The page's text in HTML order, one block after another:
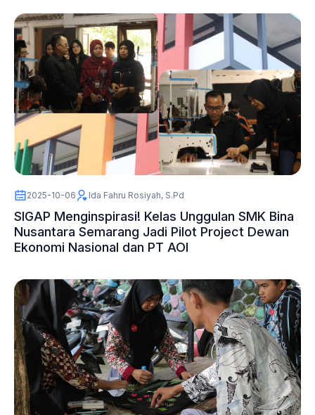
2025-10-06 Ida Fahru Rosiyah, S.Pd
SIGAP Menginspirasi! Kelas Unggulan SMK Bina
Nusantara Semarang Jadi Pilot Project Dewan
Ekonomi Nasional dan PT AOI